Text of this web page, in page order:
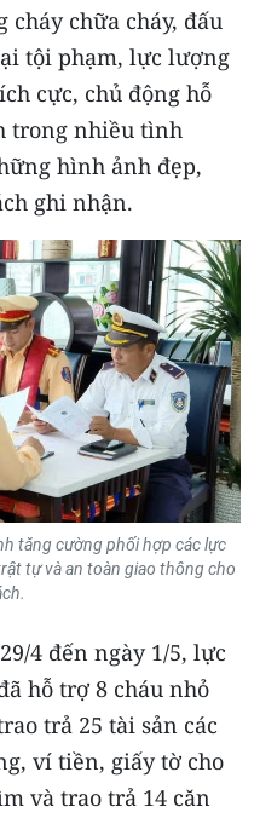
Tây
cháy chữa cháy, đấu
tội phạm, lực lượng
cực, chủ động hỗ
trong nhiều tình
hình ảnh đẹp,
ghi nhận.
tăng cường phối hợp các lực
tự và an toàn giao thông cho
4 đến ngày 1/5, lực
hỗ trợ 8 cháu nhỏ
trả 25 tài sản các
ví tiền, giấy tờ cho
và trao trả 14 căn